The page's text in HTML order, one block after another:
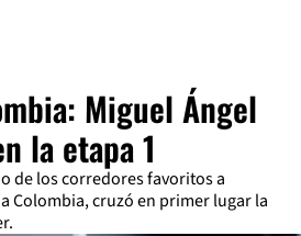
Miguel Ángel
la etapa 1
de los corredores favoritos a
Colombia, cruzó en primer lugar la